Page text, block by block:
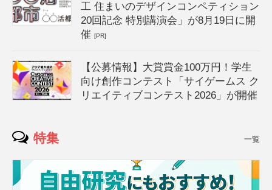
工 住まいのデザインコンペティション
20回記念 特別講演会」が8月19日に開
催[PR]
【公募情報】大賞賞金100万円！学生
向け創作コンテスト「サイゲームス ク
リエイティブコンテスト2026」が開催
特集 一覧